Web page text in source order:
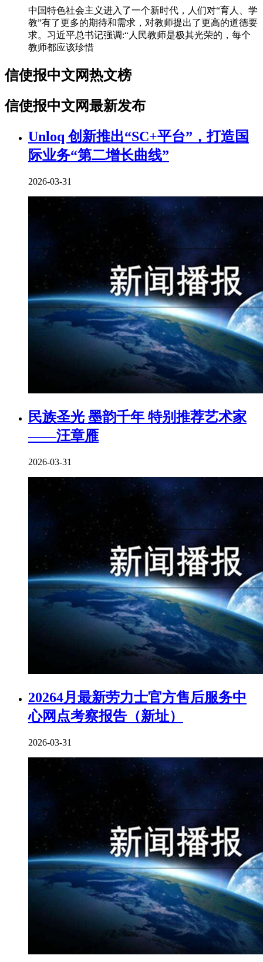
中国特色社会主义进入了一个新时代，人们对“育人、学
教”有了更多的期待和需求，对教师提出了更高的道德要
求。习近平总书记强调:“人民教师是极其光荣的，每个
教师都应该珍惜
信使报中文网热文榜
信使报中文网最新发布
Unloq 创新推出“SC+平台”，打造国
际业务“第二增长曲线”
2026-03-31
民族圣光 墨韵千年 特别推荐艺术家
——汪章雁
2026-03-31
20264月最新劳力士官方售后服务中
心网点考察报告（新址）
2026-03-31